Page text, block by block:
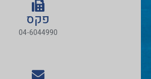
פקס
04-6044990